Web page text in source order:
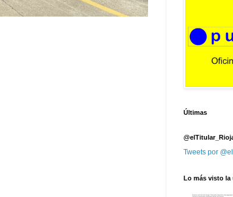
Últimas
Tweets por
Lo más visto la